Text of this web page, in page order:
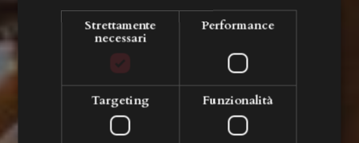
Strettamente
necessari
Performance
Targeting Funzionalità